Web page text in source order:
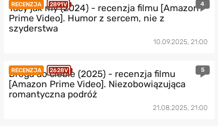
RECENZJA 2891V 4
Tacy jak my (2024) - recenzja filmu [Amazon
Prime Video]. Humor z sercem, nie z
szyderstwa
10.09.2025, 21:00
RECENZJA 2628V 5
Droga do ciebie (2025) - recenzja filmu
[Amazon Prime Video]. Niezobowiązująca
romantyczna podróż
21.08.2025, 21:00